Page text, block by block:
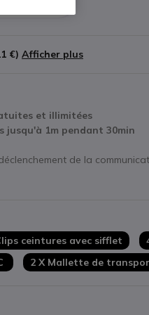
€) Afficher plus
et illimitées
jusqu'à 1m pendant 30min
de la
Easy Pairing
secteurADSECTUSB
ceintures avec sifflet
2 X Mallette de